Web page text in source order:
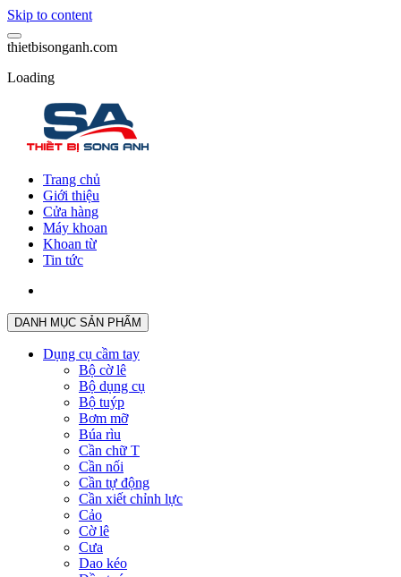
Skip to content
thietbisonganh.com
Loading
Trang chủ
Giới thiệu
Cửa hàng
Máy khoan
Khoan từ
Tin tức
DANH MỤC SẢN PHẨM
Dụng cụ cầm tay
Bộ cờ lê
Bộ dụng cụ
Bộ tuýp
Bơm mỡ
Búa rìu
Cần chữ T
Cần nối
Cần tự động
Cần xiết chỉnh lực
Cảo
Cờ lê
Cưa
Dao kéo